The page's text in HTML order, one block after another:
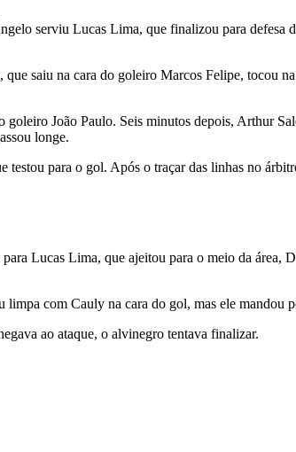
serviu Lucas Lima, que finalizou para defesa
saiu na cara do goleiro Marcos Felipe, tocou
João Paulo. Seis minutos depois, Arthur
longe.
para o gol. Após o traçar das linhas no
Lucas Lima, que ajeitou para o meio da área,
com Cauly na cara do gol, mas ele mandou
ao ataque, o alvinegro tentava finalizar.